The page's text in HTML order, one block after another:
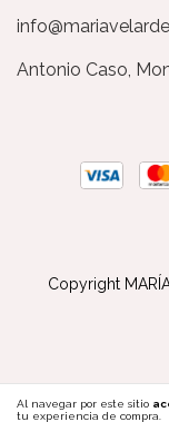
Al navegar por este sitio
tu experiencia de compra.
Antonio Caso,
Copyright